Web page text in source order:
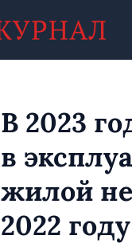
В 2023
в
жилой
2022 году